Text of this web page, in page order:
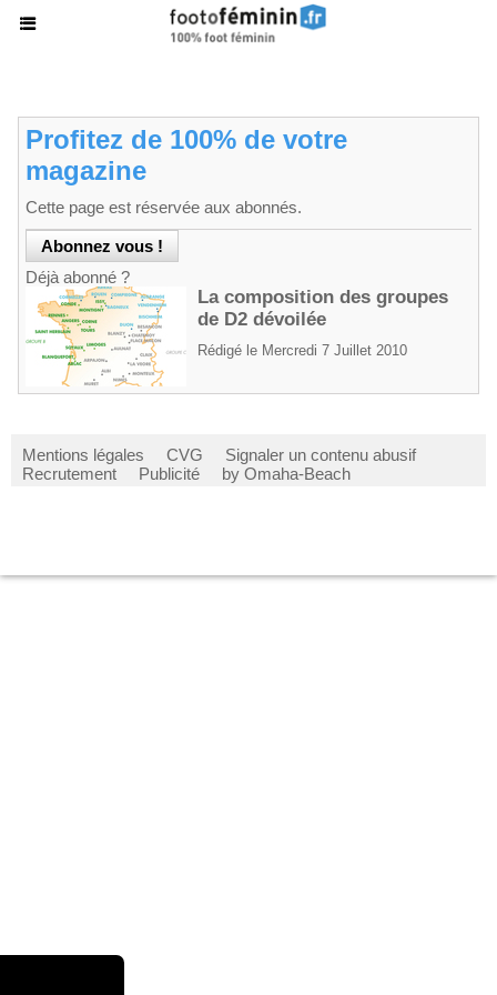
Profitez de 100% de votre
magazine
Cette page est réservée aux abonnés.
Déjà abonné ?
La composition des groupes
de D2 dévoilée
Rédigé le Mercredi 7 Juillet 2010
Mentions légales CVG
Signaler un contenu abusif
Recrutement
Publicité by Omaha-Beach